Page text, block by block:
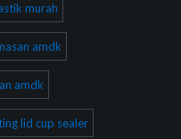
murah
amdk
amdk
lid cup sealer